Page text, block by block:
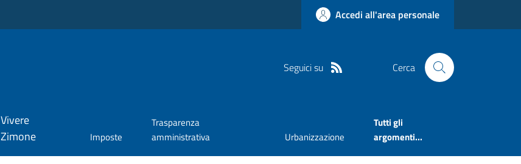
Accedi all'area personale
Seguici su Cerca
Vivere
Zimone
Imposte
Trasparenza
amministrativa
Urbanizzazione
Tutti gli
argomenti...